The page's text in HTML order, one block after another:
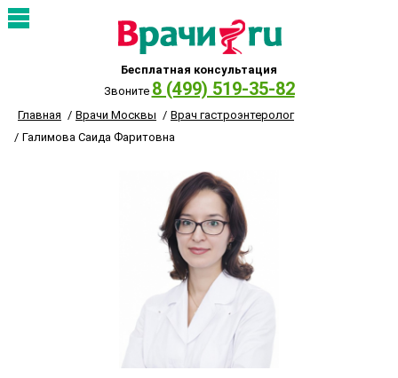
Бесплатная консультация
Звоните 8 (499) 519-35-82
Главная Врачи Москвы
Врач гастроэнтеролог
Галимова Саида Фаритовна